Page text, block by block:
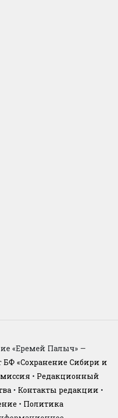
«Еремей Палыч» —
БФ «Сохранение Сибири и
• Редакционный
• Контакты редакции •
• Политика